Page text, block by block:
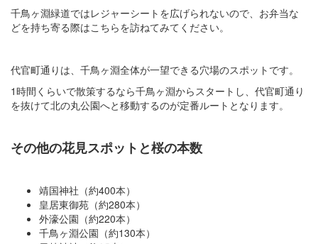
千鳥ヶ淵緑道ではレジャーシートを広げられないので、お弁当な
どを持ち寄る際はこちらを訪ねてみてください。
代官町通りは、千鳥ヶ淵全体が一望できる穴場のスポットです。
1時間くらいで散策するなら千鳥ヶ淵からスタートし、代官町通り
を抜けて北の丸公園へと移動するのが定番ルートとなります。
その他の花見スポットと桜の本数
靖国神社（約400本）
皇居東御苑（約280本）
外濠公園（約220本）
千鳥ヶ淵公園（約130本）